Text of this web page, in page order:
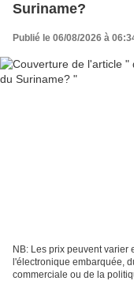
Suriname?
Publié le 06/08/2026 à
NB: Les prix peuvent varier
l'électronique embarquée,
commerciale ou de la